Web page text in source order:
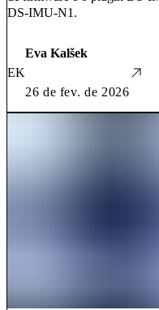
DS-IMU-N1.
EK
Eva Kalšek
26 de fev. de 2026